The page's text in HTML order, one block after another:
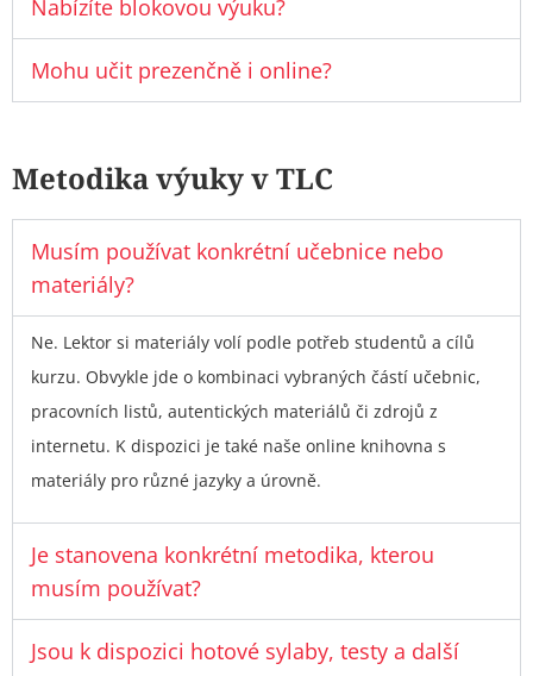
Nabízíte blokovou výuku?
Mohu učit prezenčně i online?
Metodika výuky v TLC
Musím používat konkrétní učebnice nebo
materiály?
Ne. Lektor si materiály volí podle potřeb studentů a cílů
kurzu. Obvykle jde o kombinaci vybraných částí učebnic,
pracovních listů, autentických materiálů či zdrojů z
internetu. K dispozici je také naše online knihovna s
materiály pro různé jazyky a úrovně.
Je stanovena konkrétní metodika, kterou
musím používat?
Jsou k dispozici hotové sylaby, testy a další